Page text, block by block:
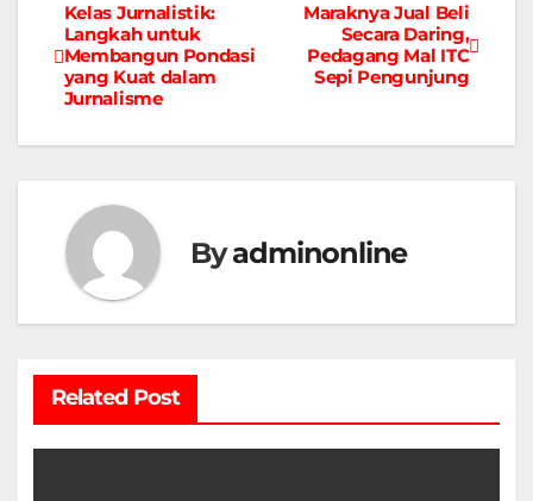
Navigasi
pos
Maraknya Jual Beli
Secara Daring,
Pedagang Mal ITC
Sepi Pengunjung
Kelas Jurnalistik:
Langkah untuk
Membangun Pondasi
yang Kuat dalam
Jurnalisme
Byadminonline
Related Post